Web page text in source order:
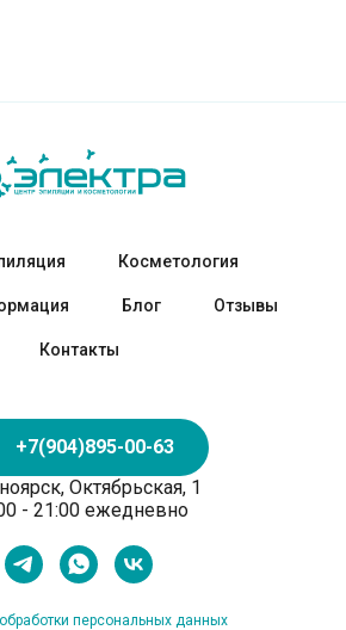
Косметология
Блог Отзывы
Контакты
+7(904)895-00-63
Октябрьская, 1
- 21:00 ежедневно
персональных данных